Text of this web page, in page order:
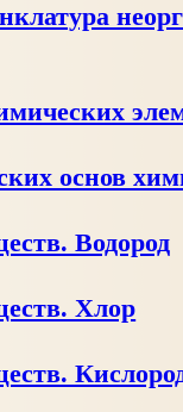
основ
Водород
Хлор